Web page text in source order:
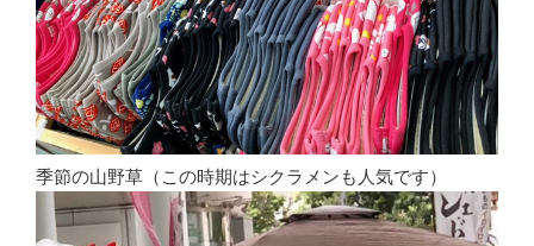
季節の山野草（この時期はシクラメンも人気です）